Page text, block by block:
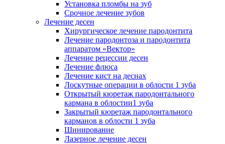
Установка пломбы на зуб
Срочное лечение зубов
Лечение десен
Хирургическое лечение пародонтита
Лечение пародонтоза и пародонтита
аппаратом «Вектор»
Лечение рецессии десен
Лечение флюса
Лечение кист на деснах
Лоскутные операции в облости 1 зуба
Открытый кюретаж пародонтального
кармана в облостии1 зуба
Закрытый кюретаж пародонтального
карманов в облости 1 зуба
Шинирование
Лазерное лечение десен